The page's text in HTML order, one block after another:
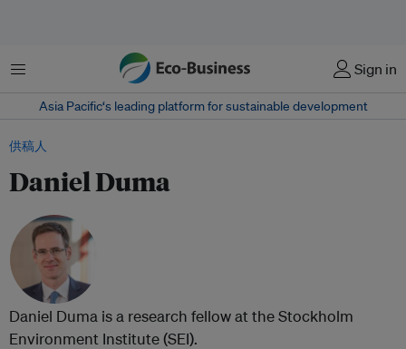
菜单 Sign in
Asia Pacific‘s leading platform for sustainable development
供稿人
Daniel Duma
Daniel Duma is a research fellow at the Stockholm
Environment Institute (SEI).